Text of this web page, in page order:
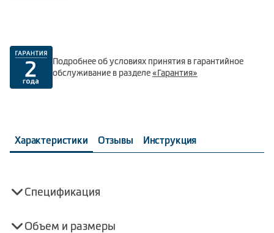
Подробнее об условиях принятия в гарантийное
обслуживание в разделе«Гарантия»
Характеристики Отзывы Инструкция
Спецификация
Объем и размеры